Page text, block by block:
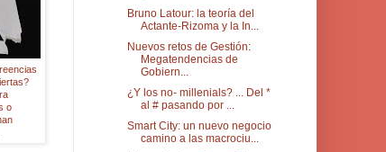
o
Bruno Latour: la teoría del
Actante-Rizoma y la In...
Nuevos retos de Gestión:
Megatendencias de
Gobiern...
¿Y los no- millenials? ... Del *
al # pasando por ...
Smart City: un nuevo negocio
camino a las macrociu...